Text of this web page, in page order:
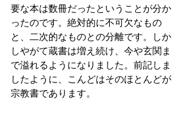
要な本は数冊だったということが分か
ったのです。絶対的に不可欠なもの
と、二次的なものとの分離です。しか
しやがて蔵書は増え続け、今や玄関ま
で溢れるようになりました。前記しま
したように、こんどはそのほとんどが
宗教書であります。